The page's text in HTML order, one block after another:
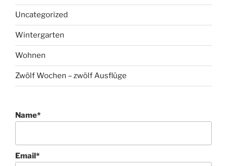
Uncategorized
Wintergarten
Wohnen
Zwölf Wochen – zwölf Ausflüge
Name*
Email*